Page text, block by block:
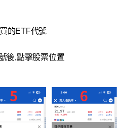
的ETF代號
後,點擊股票位置